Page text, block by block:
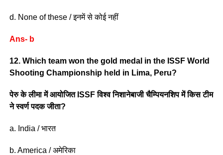
d. None of these / इनमें से कोई नहीं
Ans- b
12. Which team won the gold medal in the ISSF World
Shooting Championship held in Lima, Peru?
पेरु के लीमा में आयोजित ISSF विश्व निशानेबाजी चैम्पियनशिप में किस टीम
ने स्वर्ण पदक जीता?
a. India / भारत
b. America / अमेरिका